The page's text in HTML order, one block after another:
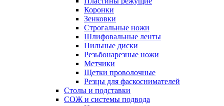
Коронки
Зенковки
Строгальные ножи
Шлифовальные ленты
Пильные диски
Резьбонарезные ножи
Метчики
Щетки проволочные
Резцы для фаскоснимателей
Столы и подставки
СОЖ и системы подвода